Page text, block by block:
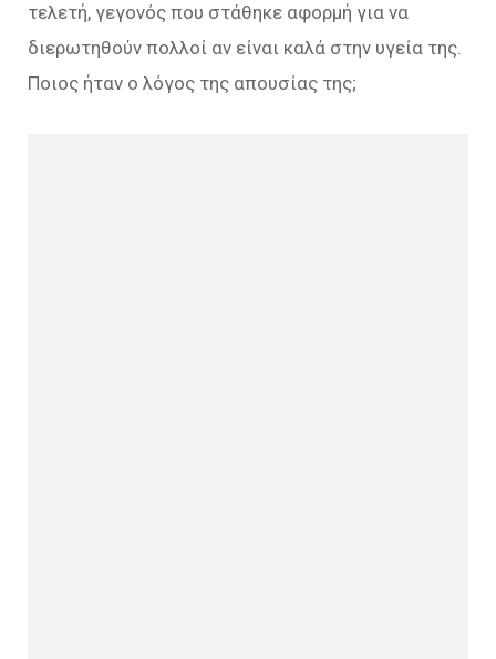
τελετή, γεγονός που στάθηκε αφορμή για να
διερωτηθούν πολλοί αν είναι καλά στην υγεία της.
Ποιος ήταν ο λόγος της απουσίας της;